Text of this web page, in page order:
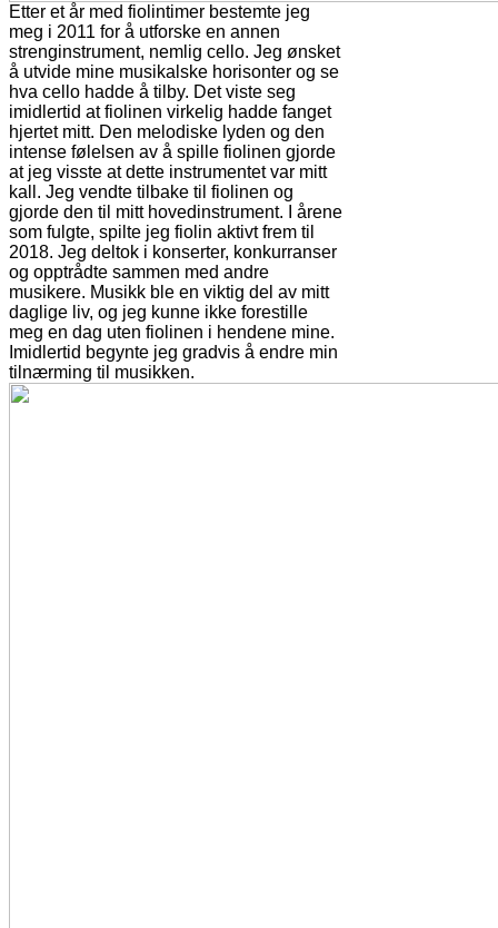
Etter et år med fiolintimer bestemte jeg
meg i 2011 for å utforske en annen
strenginstrument, nemlig cello. Jeg ønsket
å utvide mine musikalske horisonter og se
hva cello hadde å tilby. Det viste seg
imidlertid at fiolinen virkelig hadde fanget
hjertet mitt. Den melodiske lyden og den
intense følelsen av å spille fiolinen gjorde
at jeg visste at dette instrumentet var mitt
kall. Jeg vendte tilbake til fiolinen og
gjorde den til mitt hovedinstrument. I årene
som fulgte, spilte jeg fiolin aktivt frem til
2018. Jeg deltok i konserter, konkurranser
og opptrådte sammen med andre
musikere. Musikk ble en viktig del av mitt
daglige liv, og jeg kunne ikke forestille
meg en dag uten fiolinen i hendene mine.
Imidlertid begynte jeg gradvis å endre min
tilnærming til musikken.